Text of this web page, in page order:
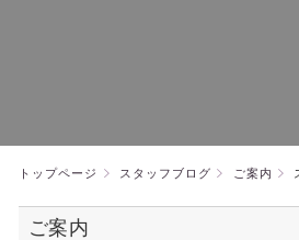
トップページ スタッフブログ ご案内
ご案内